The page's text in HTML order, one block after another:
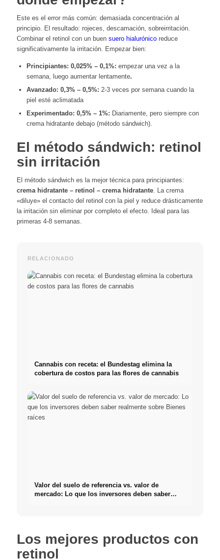
Este es el error más común: demasiada concentración al
principio. El resultado: rojeces, descamación, sobreirritación.
Combinar el retinol con un buen suero hialurónicoreduce
significativamente la irritación. Empezar bien:
Principiantes: 0,025% – 0,1%: empezar una vez a la
semana, luego aumentar lentamente.
Avanzado: 0,3% – 0,5%: 2-3 veces por semana cuando la
piel esté aclimatada
Experimentado: 0,5% – 1%: Diariamente, pero siempre con
crema hidratante debajo (método sándwich).
El método sándwich: retinol
sin irritación
El método sándwich es la mejor técnica para principiantes:
crema hidratante – retinol – crema hidratante. La crema
«diluye» el contacto del retinol con la piel y reduce drásticamente
la irritación sin eliminar por completo el efecto. Ideal para las
primeras 4-8 semanas.
RELACIONADO
Cannabis con receta: el Bundestag elimina la
cobertura de costos para las flores de cannabis
Valor del suelo de referencia vs. valor de
mercado: Lo que los inversores deben saber
Los mejores productos con
retinol